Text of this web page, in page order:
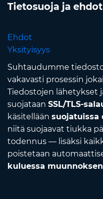
Tietosuoja ja ehdot
Ehdot
Yksityisyys
Suhtaudumme
vakavasti prosessin
Tiedostojen lähetykset
suojataan SSL/TLS-
käsitellään suojatuissa
niitä suojaavat tiukka
todennus — lisäksi
poistetaan
kuluessa